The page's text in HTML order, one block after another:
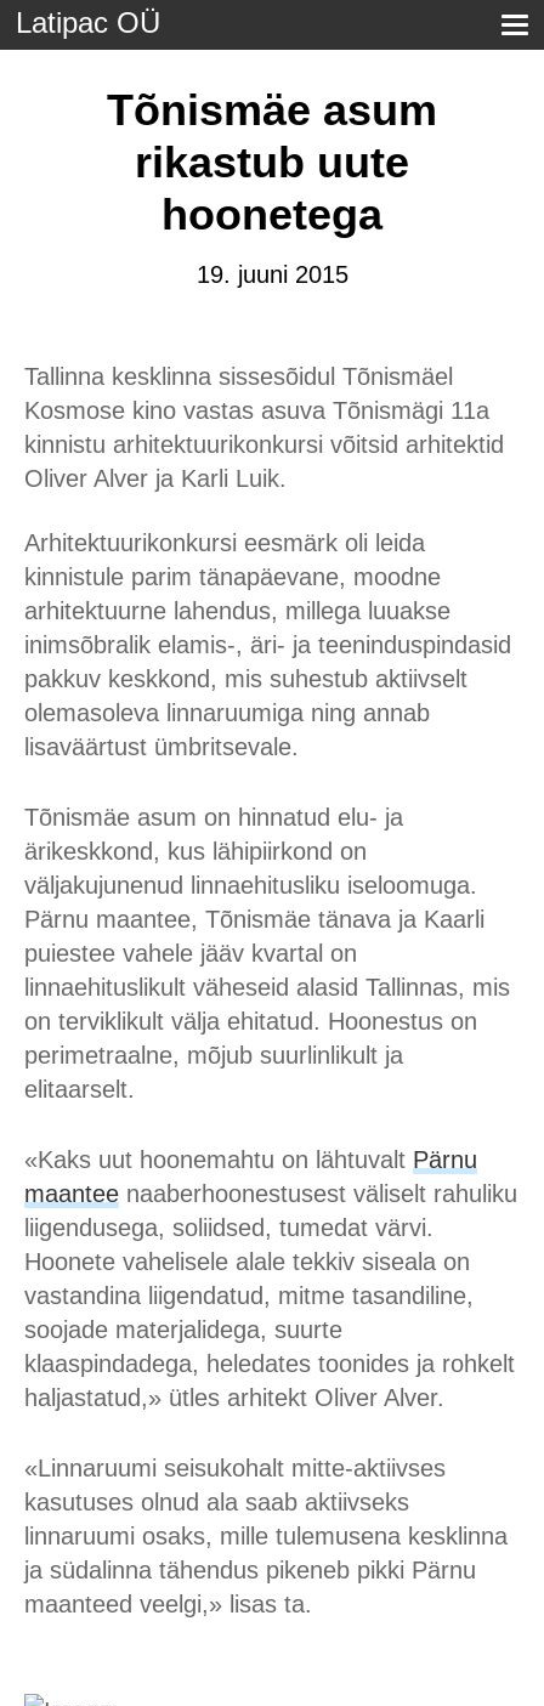
Latipac OÜ
Tõnismäe asum
rikastub uute
hoonetega
19. juuni 2015
Tallinna kesklinna sissesõidul Tõnismäel
Kosmose kino vastas asuva Tõnismägi 11a
kinnistu arhitektuurikonkursi võitsid arhitektid
Oliver Alver ja Karli Luik.
Arhitektuurikonkursi eesmärk oli leida
kinnistule parim tänapäevane, moodne
arhitektuurne lahendus, millega luuakse
inimsõbralik elamis-, äri- ja teeninduspindasid
pakkuv keskkond, mis suhestub aktiivselt
olemasoleva linnaruumiga ning annab
lisaväärtust ümbritsevale.
Tõnismäe asum on hinnatud elu- ja
ärikeskkond, kus lähipiirkond on
väljakujunenud linnaehitusliku iseloomuga.
Pärnu maantee, Tõnismäe tänava ja Kaarli
puiestee vahele jääv kvartal on
linnaehituslikult väheseid alasid Tallinnas, mis
on terviklikult välja ehitatud. Hoonestus on
perimetraalne, mõjub suurlinlikult ja
elitaarselt.
«Kaks uut hoonemahtu on lähtuvalt Pärnu
maantee naaberhoonestusest väliselt rahuliku
liigendusega, soliidsed, tumedat värvi.
Hoonete vahelisele alale tekkiv siseala on
vastandina liigendatud, mitme tasandiline,
soojade materjalidega, suurte
klaaspindadega, heledates toonides ja rohkelt
haljastatud,» ütles arhitekt Oliver Alver.
«Linnaruumi seisukohalt mitte-aktiivses
kasutuses olnud ala saab aktiivseks
linnaruumi osaks, mille tulemusena kesklinna
ja südalinna tähendus pikeneb pikki Pärnu
maanteed veelgi,» lisas ta.